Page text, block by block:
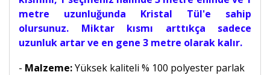
metre uzunluğunda Kristal Tül'e sahip
olursunuz. Miktar kısmı arttıkça sadece
uzunluk artar ve en gene 3 metre olarak kalır.
- Malzeme:Yüksek kaliteli % 100 polyester parlak